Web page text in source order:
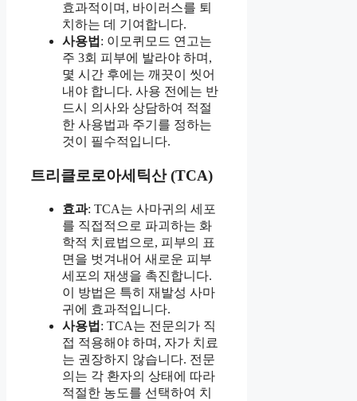
효과적이며, 바이러스를 퇴
치하는 데 기여합니다.
사용법 : 이모퀴모드 연고는
주 3회 피부에 발라야 하며,
몇 시간 후에는 깨끗이 씻어
내야 합니다. 사용 전에는 반
드시 의사와 상담하여 적절
한 사용법과 주기를 정하는
것이 필수적입니다.
트리클로로아세틱산 (TCA)
효과: TCA는 사마귀의 세포
를 직접적으로 파괴하는 화
학적 치료법으로, 피부의 표
면을 벗겨내어 새로운 피부
세포의 재생을 촉진합니다.
이 방법은 특히 재발성 사마
귀에 효과적입니다.
사용법 : TCA는 전문의가 직
접 적용해야 하며, 자가 치료
는 권장하지 않습니다. 전문
의는 각 환자의 상태에 따라
적절한 농도를 선택하여 치